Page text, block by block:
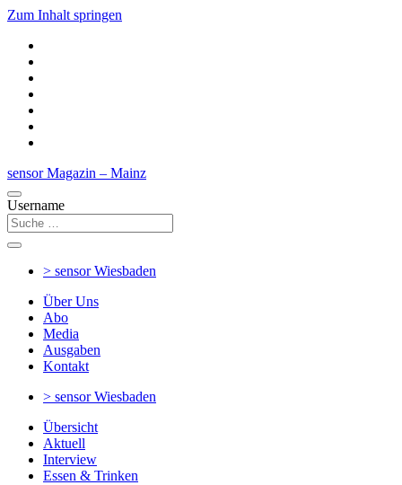
Zum Inhalt springen
sensor Magazin – Mainz
Username
> sensorWiesbaden
Über Uns
Abo
Media
Ausgaben
Kontakt
> sensorWiesbaden
Übersicht
Aktuell
Interview
Essen & Trinken